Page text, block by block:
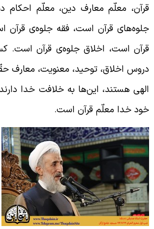
معلّم معارف دین، معلّم احکام
قرآن است، فقه جلوه‌ی قرآن
است، اخلاق جلوه‌ی قرآن است.
اخلاق، توحید، معنویت، معارف
هستند، این‌ها به خلافت خدا دارند
خدا معلّم قرآن است.